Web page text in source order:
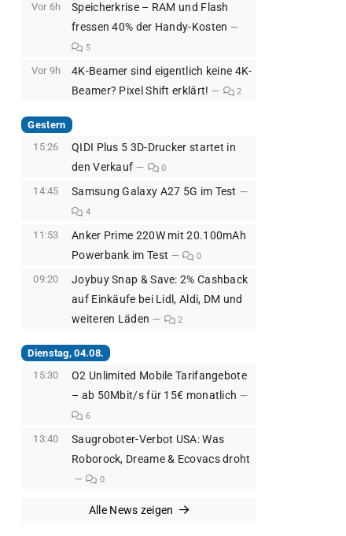
Vor 6h
Speicherkrise – RAM und Flash
fressen 40% der Handy-Kosten
5
Vor 9h
4K-Beamer sind eigentlich keine 4K-
Beamer? Pixel Shift erklärt!
2
Gestern
15:26
QIDI Plus 5 3D-Drucker startet in
den Verkauf
0
14:45 Samsung Galaxy A27 5G im Test
4
11:53
Anker Prime 220W mit 20.100mAh
Powerbank im Test
0
09:20
Joybuy Snap & Save: 2% Cashback
auf Einkäufe bei Lidl, Aldi, DM und
weiteren Läden
2
Dienstag, 04.08.
15:30
O2 Unlimited Mobile Tarifangebote
– ab 50Mbit/s für 15€ monatlich
6
13:40
Saugroboter-Verbot USA: Was
Roborock, Dreame & Ecovacs droht
0
Alle News zeigen